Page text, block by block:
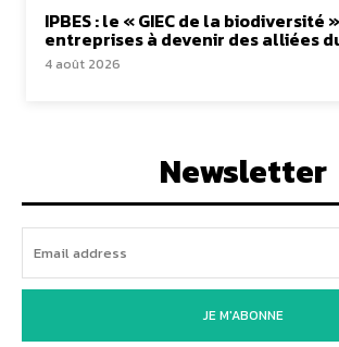
IPBES : le « GIEC de la
entreprises à devenir des alliées
4 août 2026
Newsletter
JE M'ABONNE